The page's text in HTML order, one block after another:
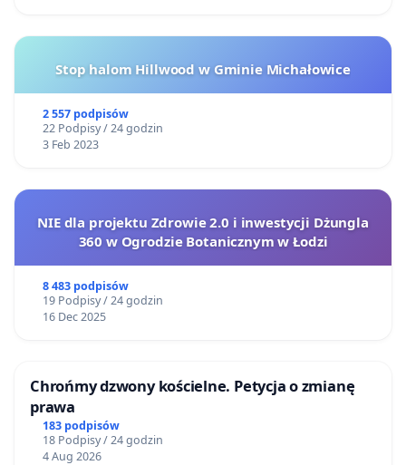
Stop halom Hillwood w Gminie Michałowice
2 557 podpisów
22 Podpisy / 24 godzin
3 Feb 2023
NIE dla projektu Zdrowie 2.0 i inwestycji Dżungla
360 w Ogrodzie Botanicznym w Łodzi
8 483 podpisów
19 Podpisy / 24 godzin
16 Dec 2025
Chrońmy dzwony kościelne. Petycja o zmianę
prawa
183 podpisów
18 Podpisy / 24 godzin
4 Aug 2026